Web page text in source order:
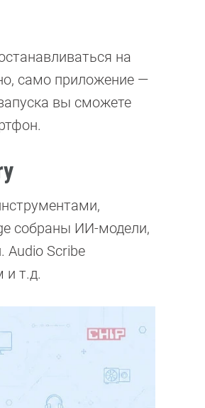
на
само приложение —
вы сможете
собраны ИИ-модели,
Audio Scribe
и т.д.